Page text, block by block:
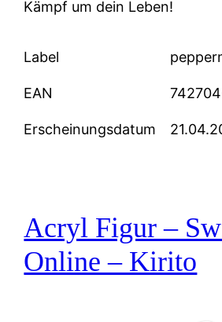
Kämpf um dein Leben!
Label
EAN
Erscheinungsdatum
Acryl Figur –
Online – Kirito